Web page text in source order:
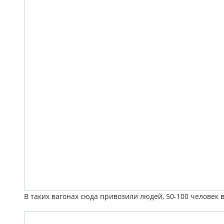
В таких вагонах сюда привозили людей, 50-100 человек